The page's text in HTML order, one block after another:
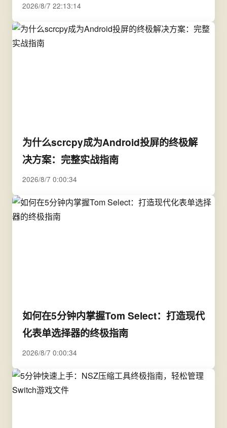
2026/8/7 22:13:14
为什么scrcpy成为Android投屏的终极解
决方案：完整实战指南
2026/8/7 0:00:34
如何在5分钟内掌握Tom Select：打造现代
化表单选择器的终极指南
2026/8/7 0:00:34